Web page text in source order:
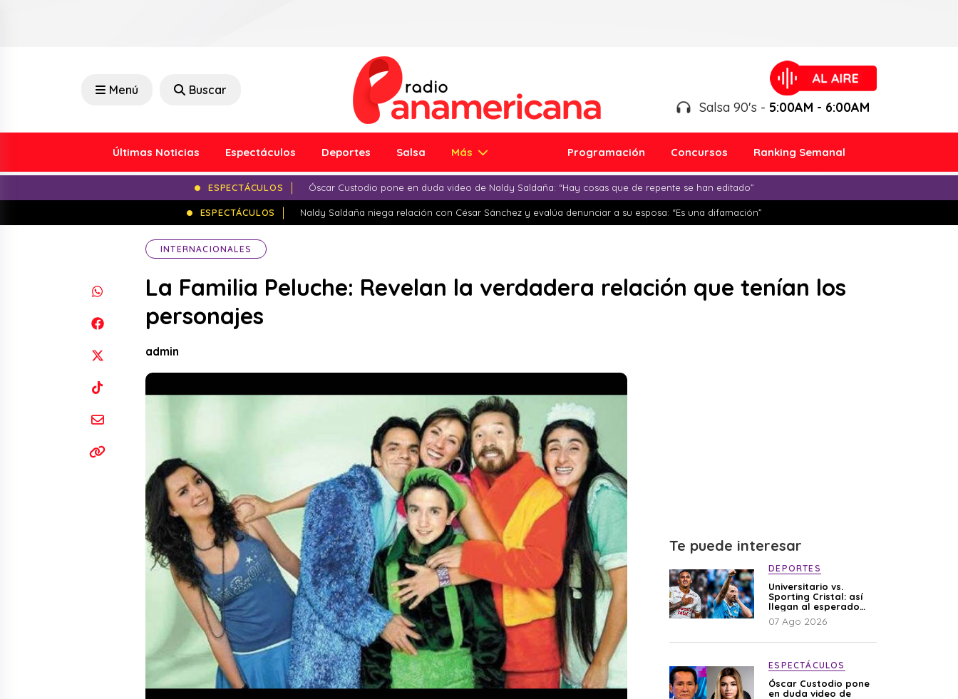
Menú Buscar
Salsa 90's - 5:00AM - 6:00AM
Últimas Noticias Espectáculos Deportes Salsa Más Programación Concursos Ranking Semanal
ESPECTÁCULOS Óscar Custodio pone en duda video de Naldy Saldaña: “Hay cosas que de repente se han editado”
ESPECTÁCULOS Naldy Saldaña niega relación con César Sánchez y evalúa denunciar a su esposa: “Es una difamación”
INTERNACIONALES
La Familia Peluche: Revelan la verdadera relación que tenían los
personajes
admin
Te puede interesar
DEPORTES
Universitario vs.
Sporting Cristal: así
llegan al esperado
duelo
07 Ago 2026
ESPECTÁCULOS
Óscar Custodio pone
en duda video de